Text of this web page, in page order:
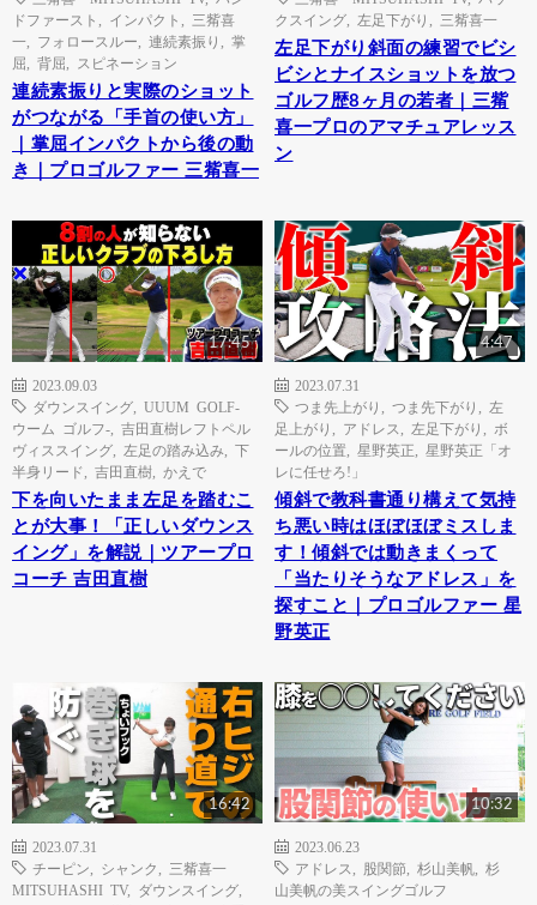
ドファースト
インパクト
三觜喜
一
フォロースルー 連続素振り
掌
屈
背屈 スピネーション
連続素振りと実際のショット
がつながる「手首の使い方」
｜掌屈インパクトから後の動
き｜プロゴルファー 三觜喜一
クスイング
左足下がり 三觜喜一
左足下がり斜面の練習でビシ
ビシとナイスショットを放つ
ゴルフ歴8ヶ月の若者｜三觜
喜一プロのアマチュアレッス
ン
17:45
2023.09.03
ダウンスイング
UUUM GOLF-
ウーム ゴルフ-
吉田直樹レフトペル
ヴィススイング
左足の踏み込み
下
半身リード
吉田直樹 かえで
下を向いたまま左足を踏むこ
とが大事！「正しいダウンス
イング」を解説｜ツアープロ
コーチ 吉田直樹
4:47
2023.07.31
つま先上がり
つま先下がり
左
足上がり
アドレス 左足下がり
ボ
ールの位置
星野英正
星野英正「オ
レに任せろ!」
傾斜で教科書通り構えて気持
ち悪い時はほぼほぼミスしま
す！傾斜では動きまくって
「当たりそうなアドレス」を
探すこと｜プロゴルファー 星
野英正
16:42
2023.07.31
チーピン
シャンク
三觜喜一
MITSUHASHI TV, ダウンスイング
10:32
2023.06.23
アドレス
股関節 杉山美帆
杉
山美帆の美スイングゴルフ